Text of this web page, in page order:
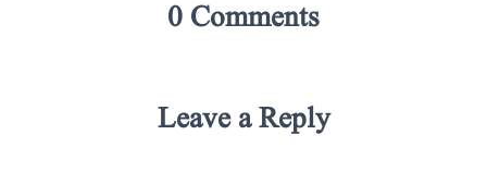
0 Comments
Leave a Reply